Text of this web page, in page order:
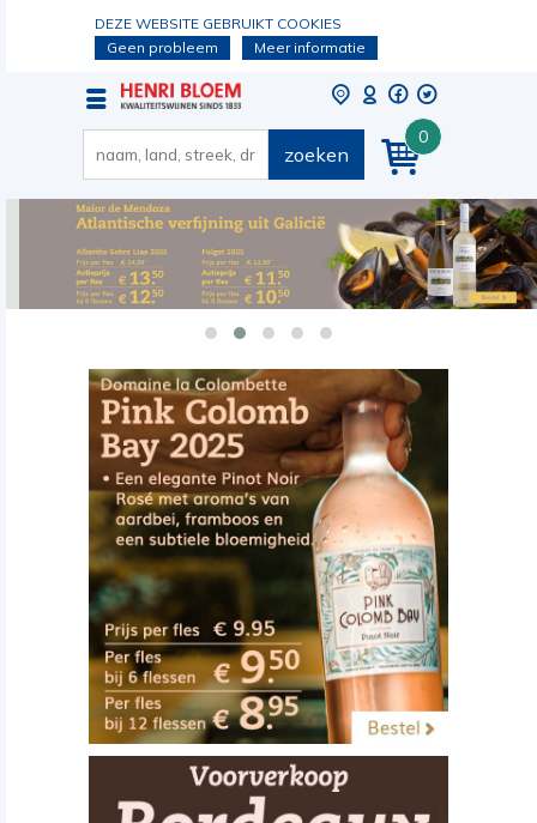
DEZE WEBSITE GEBRUIKT COOKIES
Geen probleem
Meer informatie
0
zoeken